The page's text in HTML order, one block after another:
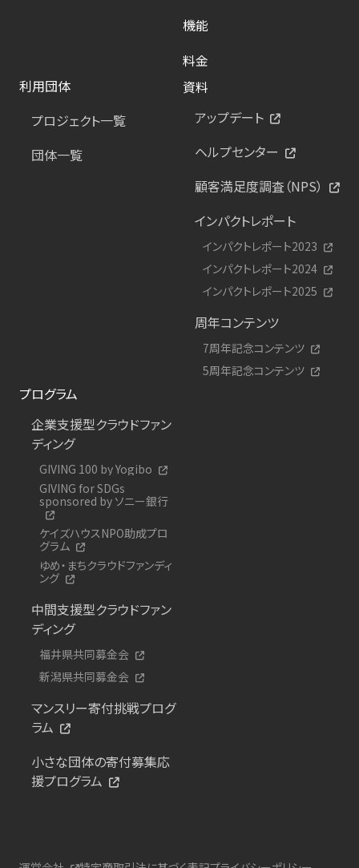
機能
料金
利用団体
プロジェクト一覧
団体一覧
資料
アップデート
ヘルプセンター
顧客満足度調査（NPS）
インパクトレポート
インパクトレポート2023
インパクトレポート2024
インパクトレポート2025
周年コンテンツ
7周年記念コンテンツ
5周年記念コンテンツ
プログラム
企業支援型クラウドファン
ディング
GIVING 100 by Yogibo
GIVING for SDGs
sponsored by ソニー銀行
ケイズハウスNPO助成プロ
グラム
ゆめ・まちクラウドファンディ
ング
中間支援型クラウドファン
ディング
福井県共同募金会
新潟県共同募金会
マンスリー寄付挑戦プログ
ラム
小さな団体の寄付募集応
援プログラム